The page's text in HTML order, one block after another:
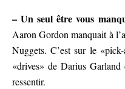
– Un seul être vous
Aaron Gordon manquait à
Nuggets. C’est sur le
«drives» de Darius Garland
ressentir.